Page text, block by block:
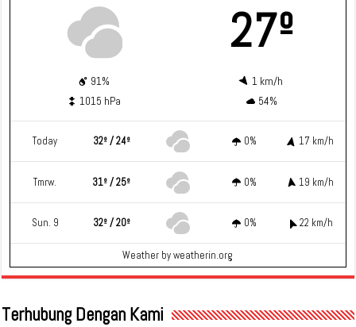
27º
91%
1 km/h
1015 hPa
54%
Today 32º / 24º 0% 17 km/h
Tmrw. 31º / 25º 0% 19 km/h
Sun. 9 32º / 20º 0% 22 km/h
Weather by weatherin.org
Terhubung Dengan Kami